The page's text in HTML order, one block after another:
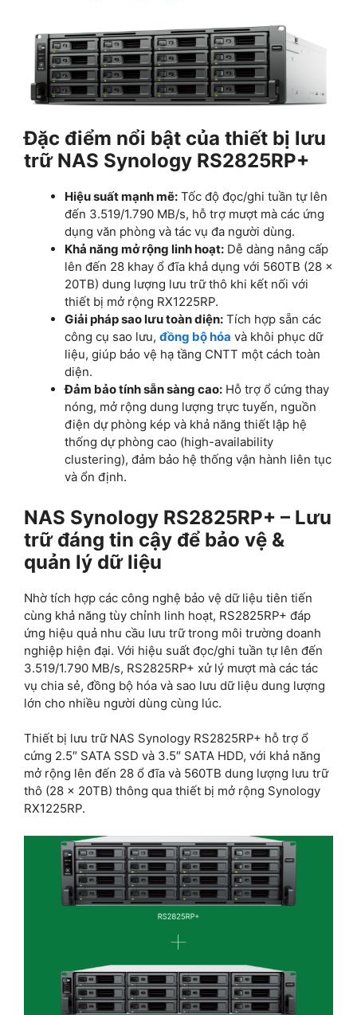
Đặc điểm nổi bật của thiết bị lưu
trữ NAS Synology RS2825RP+
Hiệu suất mạnh mẽ: Tốc độ đọc/ghi tuần tự lên
đến 3.519/1.790 MB/s, hỗ trợ mượt mà các ứng
dụng văn phòng và tác vụ đa người dùng.
Khả năng mở rộng linh hoạt: Dễ dàng nâng cấp
lên đến 28 khay ổ đĩa khả dụng với 560TB (28 x
20TB) dung lượng lưu trữ thô khi kết nối với
thiết bị mở rộng RX1225RP.
Giải pháp sao lưu toàn diện: Tích hợp sẵn các
công cụ sao lưu, đồng bộ hóa và khôi phục dữ
liệu, giúp bảo vệ hạ tầng CNTT một cách toàn
diện.
Đảm bảo tính sẵn sàng cao: Hỗ trợ ổ cứng thay
nóng, mở rộng dung lượng trực tuyến, nguồn
điện dự phòng kép và khả năng thiết lập hệ
thống dự phòng cao (high-availability
clustering), đảm bảo hệ thống vận hành liên tục
và ổn định.
NAS Synology RS2825RP+ – Lưu
trữ đáng tin cậy để bảo vệ &
quản lý dữ liệu
Nhờ tích hợp các công nghệ bảo vệ dữ liệu tiên tiến
cùng khả năng tùy chỉnh linh hoạt, RS2825RP+ đáp
ứng hiệu quả nhu cầu lưu trữ trong môi trường doanh
nghiệp hiện đại. Với hiệu suất đọc/ghi tuần tự lên đến
3.519/1.790 MB/s, RS2825RP+ xử lý mượt mà các tác
vụ chia sẻ, đồng bộ hóa và sao lưu dữ liệu dung lượng
lớn cho nhiều người dùng cùng lúc.
Thiết bị lưu trữ NAS Synology RS2825RP+ hỗ trợ ổ
cứng 2.5″ SATA SSD và 3.5″ SATA HDD, với khả năng
mở rộng lên đến 28 ổ đĩa và 560TB dung lượng lưu trữ
thô (28 x 20TB) thông qua thiết bị mở rộng Synology
RX1225RP.